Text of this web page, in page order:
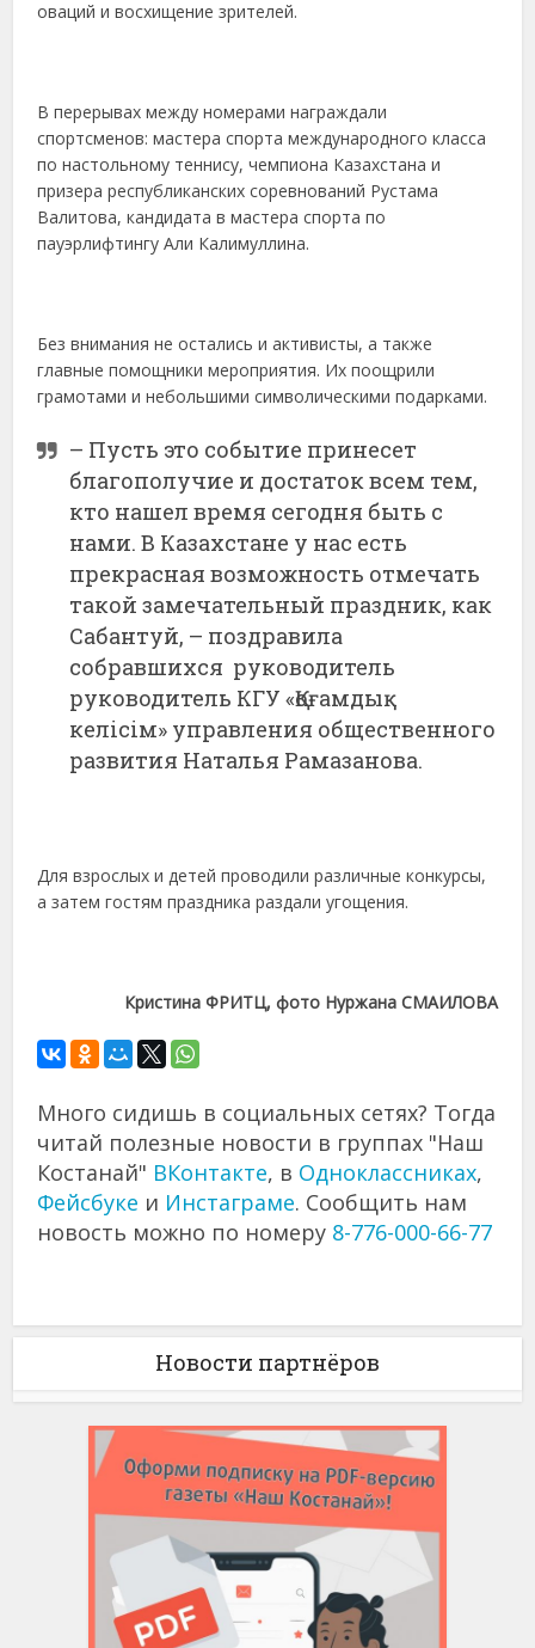
оваций и восхищение зрителей.
В перерывах между номерами награждали
спортсменов: мастера спорта международного класса
по настольному теннису, чемпиона Казахстана и
призера республиканских соревнований Рустама
Валитова, кандидата в мастера спорта по
пауэрлифтингу Али Калимуллина.
Без внимания не остались и активисты, а также
главные помощники мероприятия. Их поощрили
грамотами и небольшими символическими подарками.
– Пусть это событие принесет
благополучие и достаток всем тем,
кто нашел время сегодня быть с
нами. В Казахстане у нас есть
прекрасная возможность отмечать
такой замечательный праздник, как
Сабантуй, – поздравила
собравшихся руководитель
руководитель КГУ «Қоғамдық
келісім» управления общественного
развития Наталья Рамазанова.
Для взрослых и детей проводили различные конкурсы,
а затем гостям праздника раздали угощения.
Кристина ФРИТЦ, фото Нуржана СМАИЛОВА
Много сидишь в социальных сетях? Тогда
читай полезные новости в группах "Наш
Костанай" ВКонтакте, в Одноклассниках,
Фейсбуке и Инстаграме. Сообщить нам
новость можно по номеру 8-776-000-66-77
Новости партнёров